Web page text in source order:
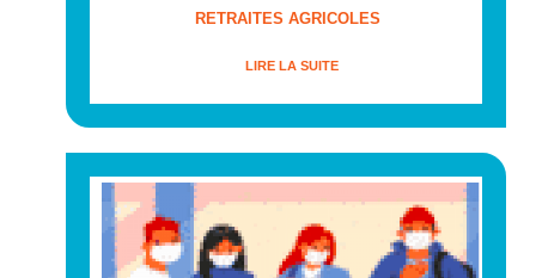
RETRAITES AGRICOLES
LIRE LA SUITE